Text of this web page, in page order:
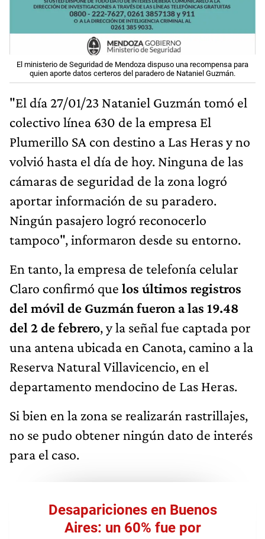
El ministerio de Seguridad de Mendoza dispuso una recompensa para
quien aporte datos certeros del paradero de Nataniel Guzmán.
"El día 27/01/23 Nataniel Guzmán tomó el
colectivo línea 630 de la empresa El
Plumerillo SA con destino a Las Heras y no
volvió hasta el día de hoy. Ninguna de las
cámaras de seguridad de la zona logró
aportar información de su paradero.
Ningún pasajero logró reconocerlo
tampoco", informaron desde su entorno.
En tanto, la empresa de telefonía celular
Claro confirmó que los últimos registros
del móvil de Guzmán fueron a las 19.48
del 2 de febrero, y la señal fue captada por
una antena ubicada en Canota, camino a la
Reserva Natural Villavicencio, en el
departamento mendocino de Las Heras.
Si bien en la zona se realizarán rastrillajes,
no se pudo obtener ningún dato de interés
para el caso.
Desapariciones en Buenos
Aires: un 60% fue por